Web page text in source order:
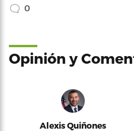
0
Opinión y
Alexis Quiñones